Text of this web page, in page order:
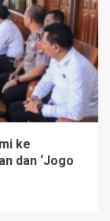
ke
dan ‘Jogo